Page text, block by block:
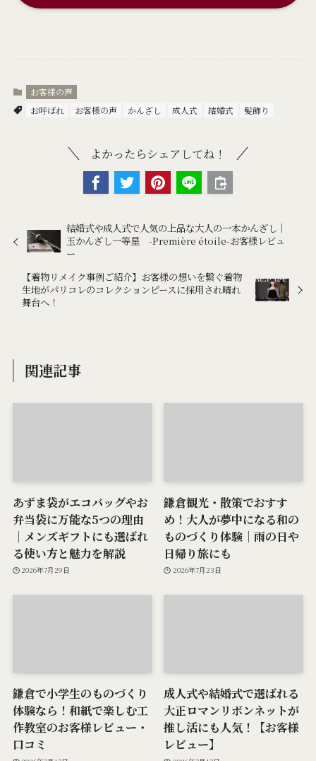
お客様の声
お呼ばれ
お客様の声 かんざし 成人式 結婚式 髪飾り
よかったらシェアしてね！
結婚式や成人式で人気の上品な大人の一本かんざし｜
玉かんざし一等星 -Première étoile-お客様レビュ
ー
【着物リメイク事例ご紹介】お客様の想いを繋ぐ着物
生地がパリコレのコレクションピースに採用され晴れ
舞台へ！
関連記事
あずま袋がエコバッグやお
弁当袋に万能な5つの理由
｜メンズギフトにも選ばれ
る使い方と魅力を解説
2026年7月29日
鎌倉観光・散策でおすす
め！大人が夢中になる和の
ものづくり体験｜雨の日や
日帰り旅にも
2026年7月23日
鎌倉で小学生のものづくり
体験なら！和紙で楽しむ工
作教室のお客様レビュー・
口コミ
成人式や結婚式で選ばれる
大正ロマンリボンネットが
推し活にも人気！【お客様
レビュー】